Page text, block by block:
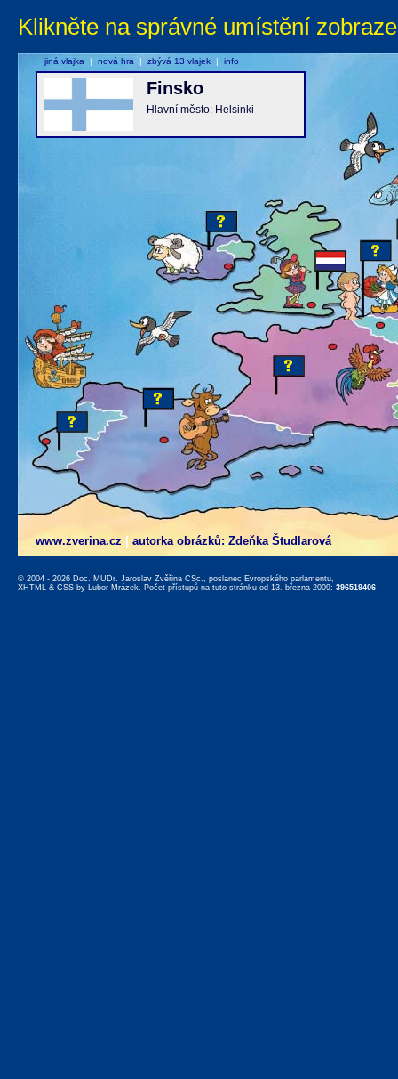
Klikněte na správné umístění
www.zverina.cz autorka obrázků: Zdeňka Študlarová
Finsko
Hlavní město: Helsinki
jiná vlajka | nová hra | zbývá 13 vlajek | info
© 2004 - 2026 Doc. MUDr. Jaroslav Zvěřina CSc., poslanec Evropského parlamentu,
XHTML & CSS by Lubor Mrázek. Počet přístupů na tuto stránku od 13. března 2009: 396519406